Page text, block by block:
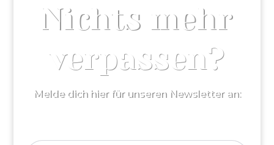
Nichts mehr
verpassen?
Melde dich hier für unseren Newsletter an: